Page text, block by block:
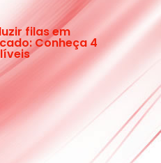
filas em
Conheça 4